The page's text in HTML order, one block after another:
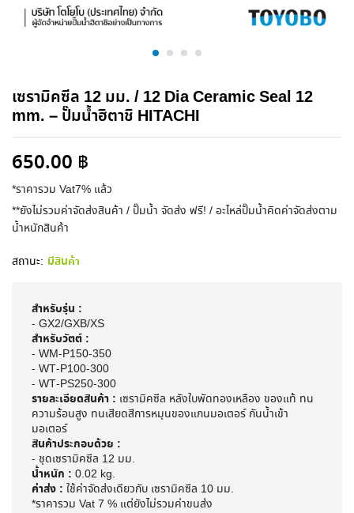
เซรามิคซีล 12 มม. / 12 Dia Ceramic Seal 12
mm. – ปั๊มน้ำฮิตาชิ HITACHI
650.00 ฿
*ราคารวม Vat7% แล้ว
**ยังไม่รวมค่าจัดส่งสินค้า / ปั๊มน้ำ จัดส่ง ฟรี! / อะไหล่ปั๊มน้ำคิดค่าจัดส่งตาม
น้ำหนักสินค้า
สถานะ: มีสินค้า
สำหรับรุ่น :
- GX2/GXB/XS
สำหรับวัตต์ :
- WM-P150-350
- WT-P100-300
- WT-PS250-300
รายละเอียดสินค้า : เซรามิค​ซีล หลังใบพัด​ทองเหลือง​ ของแท้ ทน
ความร้อนสูง ทนเสียดสีการหมุนของแกนมอเตอร์​ กันน้ำเข้า
มอเตอร์​
สินค้าประกอบด้วย :
- ชุดเซรามิคซีล 12 มม.
น้ำหนัก : 0.02 kg.
ค่าส่ง : ใช้ค่าจัดส่งเดียวกับ เซรามิคซีล 10 มม.
*ราคารวม Vat 7 % แต่ยังไม่รวมค่าขนส่ง